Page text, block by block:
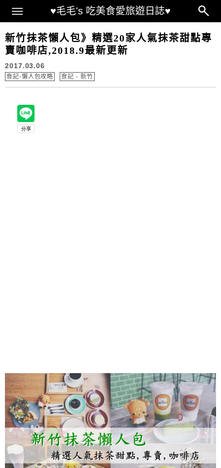
♥毛毛's 吃美食愛旅遊日誌♥
Main Menu
新竹抹茶懶人包》精選20家人氣抹茶甜點專
賣咖啡店,2018.9最新更新
2017.03.06
食記-懶人包攻略 食記 - 新竹